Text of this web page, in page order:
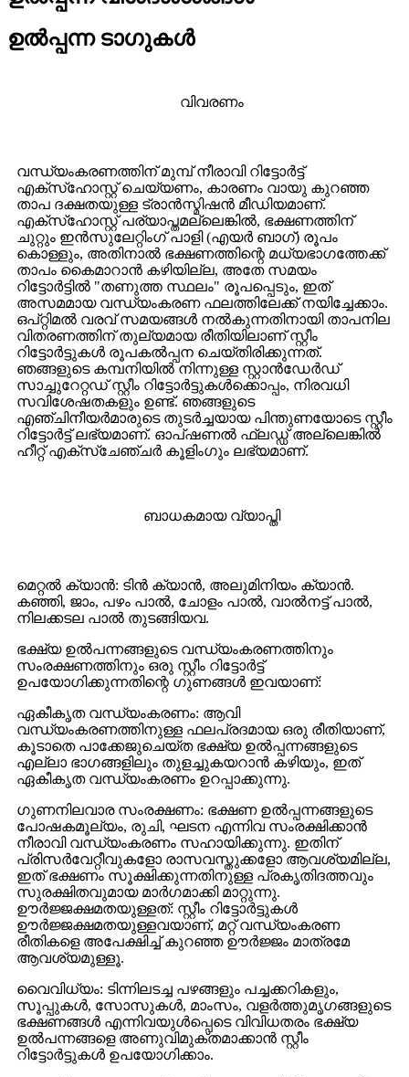
ഉൽപ്പന്ന ടാഗുകൾ
വിവരണം
വന്ധ്യംകരണത്തിന് മുമ്പ് നീരാവി റിട്ടോർട്ട്
എക്‌സ്‌ഹോസ്റ്റ് ചെയ്യണം, കാരണം വായു കുറഞ്ഞ
താപ ദക്ഷതയുള്ള ട്രാൻസ്മിഷൻ മീഡിയമാണ്.
എക്‌സ്‌ഹോസ്റ്റ് പര്യാപ്തമല്ലെങ്കിൽ, ഭക്ഷണത്തിന്
ചുറ്റും ഇൻസുലേറ്റിംഗ് പാളി (എയർ ബാഗ്) രൂപം
കൊള്ളും, അതിനാൽ ഭക്ഷണത്തിന്റെ മധ്യഭാഗത്തേക്ക്
താപം കൈമാറാൻ കഴിയില്ല, അതേ സമയം
റിട്ടോർട്ടിൽ "തണുത്ത സ്ഥലം" രൂപപ്പെടും, ഇത്
അസമമായ വന്ധ്യംകരണ ഫലത്തിലേക്ക് നയിച്ചേക്കാം.
ഒപ്റ്റിമൽ വരവ് സമയങ്ങൾ നൽകുന്നതിനായി താപനില
വിതരണത്തിന് തുല്യമായ രീതിയിലാണ് സ്റ്റീം
റിട്ടോർട്ടുകൾ രൂപകൽപ്പന ചെയ്തിരിക്കുന്നത്.
ഞങ്ങളുടെ കമ്പനിയിൽ നിന്നുള്ള സ്റ്റാൻഡേർഡ്
സാച്ചുറേറ്റഡ് സ്റ്റീം റിട്ടോർട്ടുകൾക്കൊപ്പം, നിരവധി
സവിശേഷതകളും ഉണ്ട്. ഞങ്ങളുടെ
എഞ്ചിനീയർമാരുടെ തുടർച്ചയായ പിന്തുണയോടെ സ്റ്റീം
റിട്ടോർട്ട് ലഭ്യമാണ്. ഓപ്ഷണൽ ഫ്ലഡ്ഡ് അല്ലെങ്കിൽ
ഹീറ്റ് എക്സ്ചേഞ്ചർ കൂളിംഗും ലഭ്യമാണ്.
ബാധകമായ വ്യാപ്തി
മെറ്റൽ ക്യാൻ: ടിൻ ക്യാൻ, അലുമിനിയം ക്യാൻ.
കഞ്ഞി, ജാം, പഴം പാൽ, ചോളം പാൽ, വാൽനട്ട് പാൽ,
നിലക്കടല പാൽ തുടങ്ങിയവ.
ഭക്ഷ്യ ഉൽപന്നങ്ങളുടെ വന്ധ്യംകരണത്തിനും
സംരക്ഷണത്തിനും ഒരു സ്റ്റീം റിട്ടോർട്ട്
ഉപയോഗിക്കുന്നതിന്റെ ഗുണങ്ങൾ ഇവയാണ്:
ഏകീകൃത വന്ധ്യംകരണം: ആവി
വന്ധ്യംകരണത്തിനുള്ള ഫലപ്രദമായ ഒരു രീതിയാണ്,
കൂടാതെ പാക്കേജുചെയ്ത ഭക്ഷ്യ ഉൽപ്പന്നങ്ങളുടെ
എല്ലാ ഭാഗങ്ങളിലും തുളച്ചുകയറാൻ കഴിയും, ഇത്
ഏകീകൃത വന്ധ്യംകരണം ഉറപ്പാക്കുന്നു.
ഗുണനിലവാര സംരക്ഷണം: ഭക്ഷണ ഉൽപ്പന്നങ്ങളുടെ
പോഷകമൂല്യം, രുചി, ഘടന എന്നിവ സംരക്ഷിക്കാൻ
നീരാവി വന്ധ്യംകരണം സഹായിക്കുന്നു. ഇതിന്
പ്രിസർവേറ്റീവുകളോ രാസവസ്തുക്കളോ ആവശ്യമില്ല,
ഇത് ഭക്ഷണം സൂക്ഷിക്കുന്നതിനുള്ള പ്രകൃതിദത്തവും
സുരക്ഷിതവുമായ മാർഗമാക്കി മാറ്റുന്നു.
ഊർജ്ജക്ഷമതയുള്ളത്: സ്റ്റീം റിട്ടോർട്ടുകൾ
ഊർജ്ജക്ഷമതയുള്ളവയാണ്, മറ്റ് വന്ധ്യംകരണ
രീതികളെ അപേക്ഷിച്ച് കുറഞ്ഞ ഊർജ്ജം മാത്രമേ
ആവശ്യമുള്ളൂ.
വൈവിധ്യം: ടിന്നിലടച്ച പഴങ്ങളും പച്ചക്കറികളും,
സൂപ്പുകൾ, സോസുകൾ, മാംസം, വളർത്തുമൃഗങ്ങളുടെ
ഭക്ഷണങ്ങൾ എന്നിവയുൾപ്പെടെ വിവിധതരം ഭക്ഷ്യ
ഉൽപന്നങ്ങളെ അണുവിമുക്തമാക്കാൻ സ്റ്റീം
റിട്ടോർട്ടുകൾ ഉപയോഗിക്കാം.